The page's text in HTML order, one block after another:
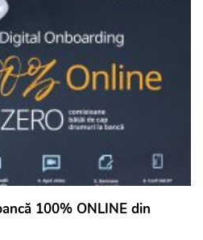
100% ONLINE din